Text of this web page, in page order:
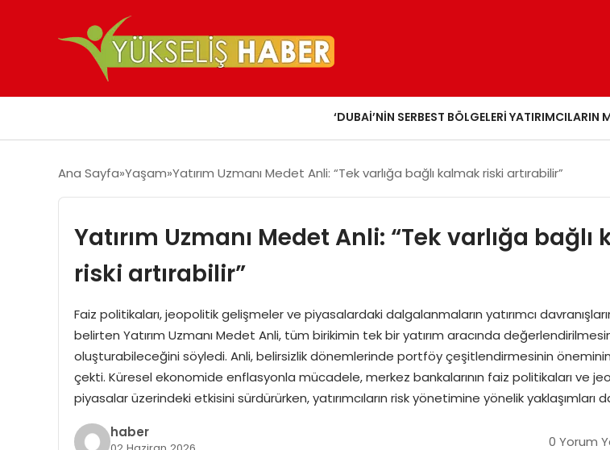
‘DUBAI’NIN SERBEST BÖLGELERI YATIRIMCILARIN
Ana Sayfa Yaşam Yatırım Uzmanı Medet Anli: “Tek varlığa bağlı kalmak riski artırabilir”
Yatırım Uzmanı Medet Anli: “Tek varlığa
riski artırabilir”
Faiz politikaları, jeopolitik gelişmeler ve piyasalardaki dalgalanmaların yatırımcı
belirten Yatırım Uzmanı Medet Anli, tüm birikimin tek bir yatırım aracında
oluşturabileceğini söyledi. Anli, belirsizlik dönemlerinde portföy çeşitlendirmesinin
çekti. Küresel ekonomide enflasyonla mücadele, merkez bankalarının faiz politikaları ve
piyasalar üzerindeki etkisini sürdürürken, yatırımcıların risk yönetimine yönelik yaklaşımları
haber
0 Yorum